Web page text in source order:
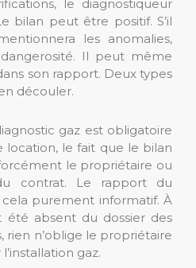
le diagnostiqueur
bilan peut être positif. S’il
les anomalies,
Il peut même
son rapport. Deux types
découler.
gaz est obligatoire
location, le fait que le bilan
le propriétaire ou
contrat. Le rapport du
purement informatif. À
été absent du dossier des
rien n’oblige le propriétaire
gaz.